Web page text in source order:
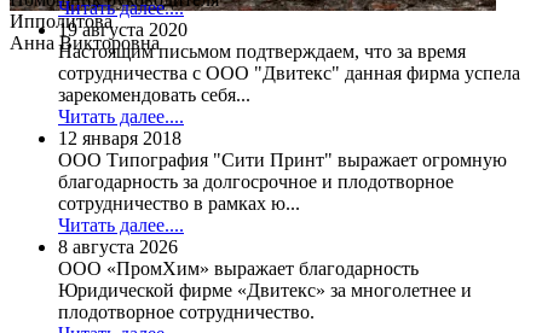
Ипполитова
Анна Викторовна
Читать далее....
19 августа 2020
Настоящим письмом подтверждаем, что за время
сотрудничества с ООО "Двитекс" данная фирма успела
зарекомендовать себя...
Читать далее....
12 января 2018
ООО Типография "Сити Принт" выражает огромную
благодарность за долгосрочное и плодотворное
сотрудничество в рамках ю...
Читать далее....
8 августа 2026
ООО «ПромХим» выражает благодарность
Юридической фирме «Двитекс» за многолетнее и
плодотворное сотрудничество.